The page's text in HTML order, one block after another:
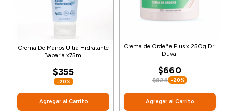
Crema De Manos Ultra Hidratante
Babaria x75ml
$355
-20%
Agregar al Carrito
Crema de Ordeñe Plus x 250g Dr.
Duval
$660
$824 -20%
Agregar al Carrito